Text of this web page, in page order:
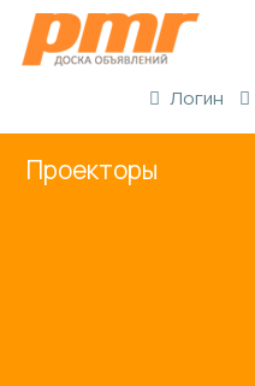
Логин
Проекторы